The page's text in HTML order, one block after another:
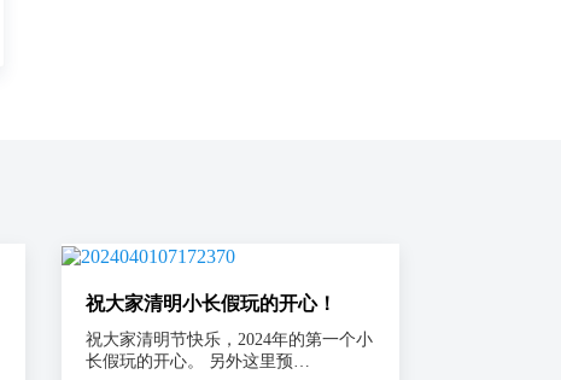
祝大家清明小长假玩的开心！
祝大家清明节快乐，2024年的第一个小
长假玩的开心。 另外这里预…